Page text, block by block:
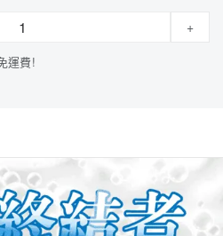
+
運費!